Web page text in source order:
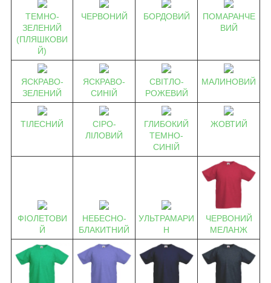
ТЕМНО-
ЗЕЛЕНИЙ
(ПЛЯШКОВИ
Й)
ЧЕРВОНИЙ БОРДОВИЙ
ПОМАРАНЧЕ
ВИЙ
ЯСКРАВО-
ЗЕЛЕНИЙ
ЯСКРАВО-
СИНІЙ
СВІТЛО-
РОЖЕВИЙ
МАЛИНОВИЙ
ТІЛЕСНИЙ
СІРО-
ЛІЛОВИЙ
ГЛИБОКИЙ
ТЕМНО-
СИНІЙ
ЖОВТИЙ
ФІОЛЕТОВИ
Й
НЕБЕСНО-
БЛАКИТНИЙ
УЛЬТРАМАРИ
Н
ЧЕРВОНИЙ
МЕЛАНЖ